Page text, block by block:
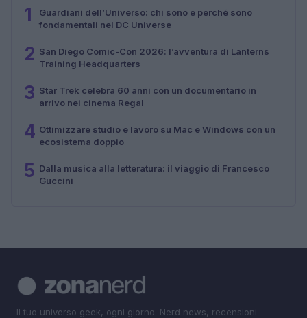
1
Guardiani dell’Universo: chi sono e perché sono
fondamentali nel DC Universe
2 San Diego Comic-Con 2026: l’avventura di Lanterns
Training Headquarters
3 Star Trek celebra 60 anni con un documentario in
arrivo nei cinema Regal
4 Ottimizzare studio e lavoro su Mac e Windows con un
ecosistema doppio
5 Dalla musica alla letteratura: il viaggio di Francesco
Guccini
Il tuo universo geek, ogni giorno. Nerd news, recensioni